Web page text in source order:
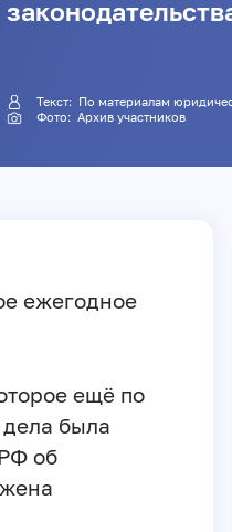
Текст: По материалам
Фото: Архив участников
ежегодное
ещё по
была
об